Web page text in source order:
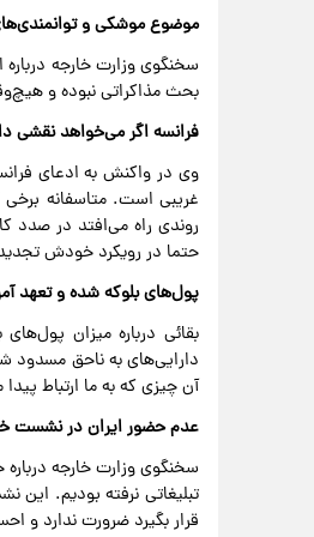
موضوع موشکی و
سخنگوی وزارت خارجه
بحث مذاکراتی نبوده و
فرانسه اگر می‌خواهد نقشی
وی در واکنش به ادعای
غریبی است. متاسفانه
روندی راه می‌افتد در صدد
حتما در رویکرد خودش
پول‌های بلوکه شده و تعهد
بقائی درباره میزان
دارایی‌های به ناحق مسدود
آن چیزی که به ما ارتباط
عدم حضور ایران در نشست
سخنگوی وزارت خارجه
تبلیغاتی نرفته بودیم.
قرار بگیرد ضرورت ندارد و